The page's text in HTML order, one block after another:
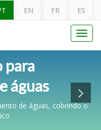
EN FR ES
de
para
águas
de águas, cobrindo o
a um preço
dos equipamentos
tipos de cartuchos
ativado, polifosfatos,